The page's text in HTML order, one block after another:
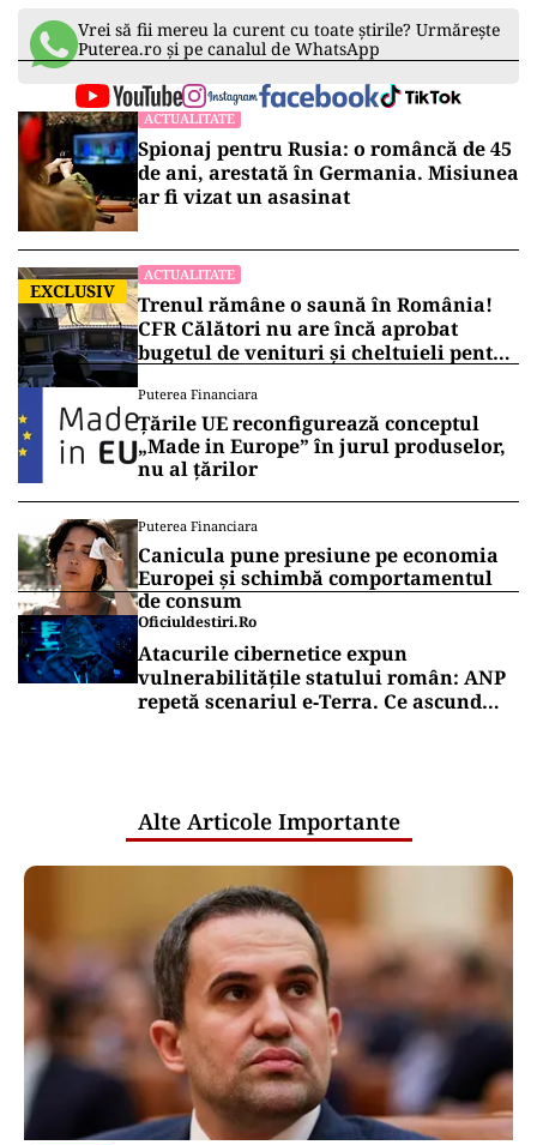
Vrei să fii mereu la curent cu toate știrile? Urmărește
Puterea.ro și pe canalul de WhatsApp
ACTUALITATE
Spionaj pentru Rusia: o româncă de 45
de ani, arestată în Germania. Misiunea
ar fi vizat un asasinat
EXCLUSIV
ACTUALITATE
Trenul rămâne o saună în România!
CFR Călători nu are încă aprobat
bugetul de venituri și cheltuieli pentru
Puterea Financiara
Țările UE reconfigurează conceptul
„Made in Europe” în jurul produselor,
nu al țărilor
Puterea Financiara
Canicula pune presiune pe economia
Europei și schimbă comportamentul
de consum
Oficiuldestiri.ro
Atacurile cibernetice expun
vulnerabilitățile statului român: ANP
repetă scenariul e‑Terra. Ce ascund
Alte Articole Importante